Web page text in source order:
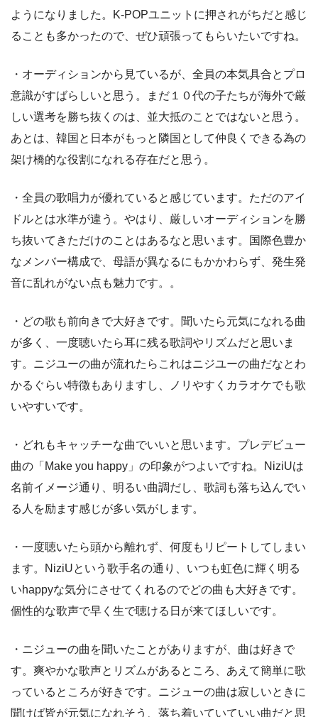
ようになりました。K-POPユニットに押されがちだと感じ
ることも多かったので、ぜひ頑張ってもらいたいですね。
・オーディションから見ているが、全員の本気具合とプロ
意識がすばらしいと思う。まだ１０代の子たちが海外で厳
しい選考を勝ち抜くのは、並大抵のことではないと思う。
あとは、韓国と日本がもっと隣国として仲良くできる為の
架け橋的な役割になれる存在だと思う。
・全員の歌唱力が優れていると感じています。ただのアイ
ドルとは水準が違う。やはり、厳しいオーディションを勝
ち抜いてきただけのことはあるなと思います。国際色豊か
なメンバー構成で、母語が異なるにもかかわらず、発生発
音に乱れがない点も魅力です。。
・どの歌も前向きで大好きです。聞いたら元気になれる曲
が多く、一度聴いたら耳に残る歌詞やリズムだと思いま
す。ニジユーの曲が流れたらこれはニジユーの曲だなとわ
かるぐらい特徴もありますし、ノリやすくカラオケでも歌
いやすいです。
・どれもキャッチーな曲でいいと思います。プレデビュー
曲の「Make you happy」の印象がつよいですね。NiziUは
名前イメージ通り、明るい曲調だし、歌詞も落ち込んでい
る人を励ます感じが多い気がします。
・一度聴いたら頭から離れず、何度もリピートしてしまい
ます。NiziUという歌手名の通り、いつも虹色に輝く明る
いhappyな気分にさせてくれるのでどの曲も大好きです。
個性的な歌声で早く生で聴ける日が来てほしいです。
・ニジューの曲を聞いたことがありますが、曲は好きで
す。爽やかな歌声とリズムがあるところ、あえて簡単に歌
っているところが好きです。ニジューの曲は寂しいときに
聞けば皆が元気になれそう、落ち着いていていい曲だと思